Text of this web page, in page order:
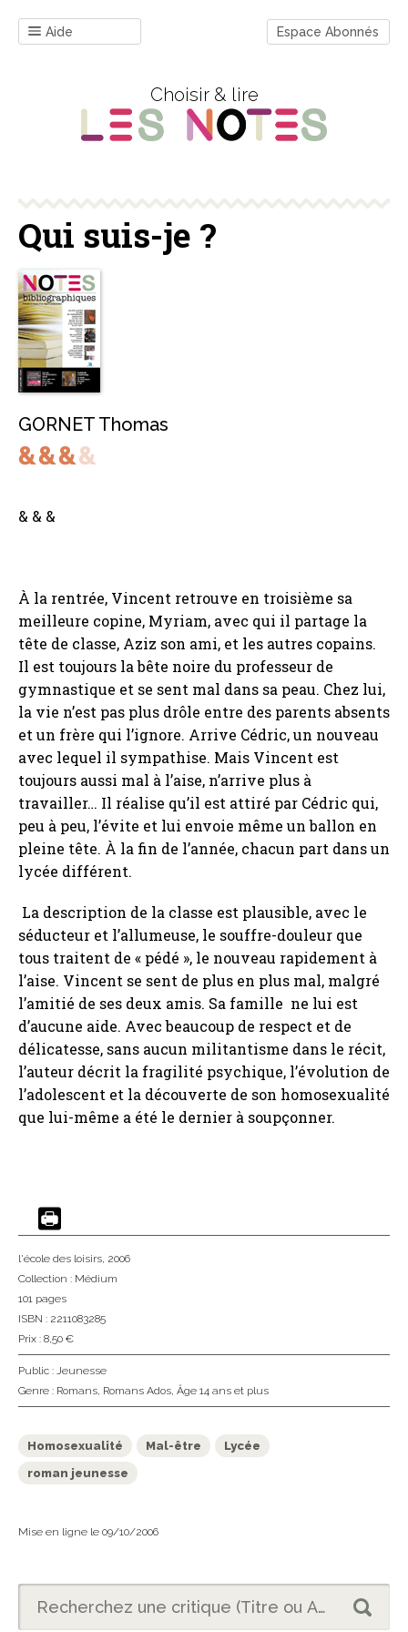
Aide Espace Abonnés
Choisir & lire
Qui suis-je ?
GORNET Thomas
& & &
À la rentrée, Vincent retrouve en troisième sa
meilleure copine, Myriam, avec qui il partage la
tête de classe, Aziz son ami, et les autres copains.
Il est toujours la bête noire du professeur de
gymnastique et se sent mal dans sa peau. Chez lui,
la vie n’est pas plus drôle entre des parents absents
et un frère qui l’ignore. Arrive Cédric, un nouveau
avec lequel il sympathise. Mais Vincent est
toujours aussi mal à l’aise, n’arrive plus à
travailler… Il réalise qu’il est attiré par Cédric qui,
peu à peu, l’évite et lui envoie même un ballon en
pleine tête. À la fin de l’année, chacun part dans un
lycée différent.
La description de la classe est plausible, avec le
séducteur et l’allumeuse, le souffre-douleur que
tous traitent de « pédé », le nouveau rapidement à
l’aise. Vincent se sent de plus en plus mal, malgré
l’amitié de ses deux amis. Sa famille ne lui est
d’aucune aide. Avec beaucoup de respect et de
délicatesse, sans aucun militantisme dans le récit,
l’auteur décrit la fragilité psychique, l’évolution de
l’adolescent et la découverte de son homosexualité
que lui-même a été le dernier à soupçonner.
l'école des loisirs, 2006
Collection : Médium
101 pages
ISBN : 2211083285
Prix : 8,50 €
Public : Jeunesse
Genre : Romans, Romans Ados, Âge 14 ans et plus
Homosexualité Mal-être
Lycée
roman jeunesse
Mise en ligne le 09/10/2006